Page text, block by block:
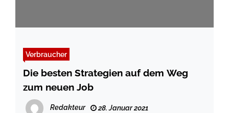
Verbraucher
Die besten Strategien auf dem Weg
zum neuen Job
Redakteur 28. Januar 2021